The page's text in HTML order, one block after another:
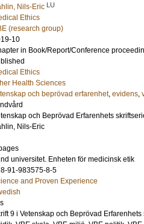
Nils-Eric LU
Ethics
(research group)
10
in Book/Report/Conference
Ethics
Health Sciences
och beprövad erfarenhet, evidens,
och Beprövad Erfarenhets
Nils-Eric
universitet. Enheten för medicinsk etik
91-983575-8-5
and Proven Experience
9 i Vetenskap och Beprövad